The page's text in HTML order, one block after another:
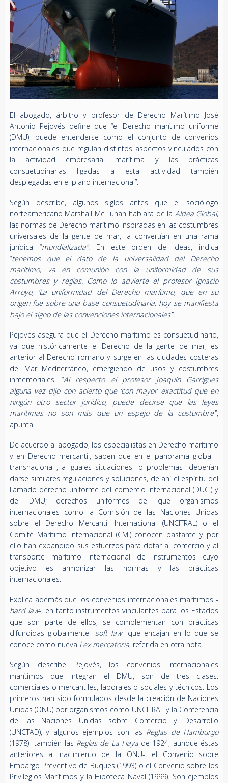
El abogado, árbitro y profesor de Derecho Marítimo José
Antonio Pejovés define que “el Derecho marítimo uniforme
(DMU), puede entenderse como el conjunto de convenios
internacionales que regulan distintos aspectos vinculados con
la actividad empresarial marítima y las prácticas
consuetudinarias ligadas a esta actividad también
desplegadas en el plano internacional”.
Según describe, algunos siglos antes que el sociólogo
norteamericano Marshall Mc Luhan hablara de la Aldea Global,
las normas de Derecho marítimo inspiradas en las costumbres
universales de la gente de mar, la convertían en una rama
jurídica “mundializada”. En este orden de ideas, indica
“tenemos que el dato de la universalidad del Derecho
marítimo, va en comunión con la uniformidad de sus
costumbres y reglas. Como lo advierte el profesor Ignacio
Arroyo, ‘La uniformidad del Derecho marítimo, que en su
origen fue sobre una base consuetudinaria, hoy se manifiesta
bajo el signo de las convenciones internacionales’”.
Pejovés asegura que el Derecho marítimo es consuetudinario,
ya que históricamente el Derecho de la gente de mar, es
anterior al Derecho romano y surge en las ciudades costeras
del Mar Mediterráneo, emergiendo de usos y costumbres
inmemoriales. “Al respecto el profesor Joaquín Garrigues
alguna vez dijo con acierto que ‘con mayor exactitud que en
ningún otro sector jurídico, puede decirse que las leyes
marítimas no son más que un espejo de la costumbre’”,
apunta.
De acuerdo al abogado, los especialistas en Derecho marítimo
y en Derecho mercantil, saben que en el panorama global -
transnacional-, a iguales situaciones -o problemas- deberían
darse similares regulaciones y soluciones, de ahí el espíritu del
llamado derecho uniforme del comercio internacional (DUCI) y
del DMU; derechos uniformes del que organismos
internacionales como la Comisión de las Naciones Unidas
sobre el Derecho Mercantil Internacional (UNCITRAL) o el
Comité Marítimo Internacional (CMI) conocen bastante y por
ello han expandido sus esfuerzos para dotar al comercio y al
transporte marítimo internacional de instrumentos cuyo
objetivo es armonizar las normas y las prácticas
internacionales.
Explica además que los convenios internacionales marítimos -
hard law-, en tanto instrumentos vinculantes para los Estados
que son parte de ellos, se complementan con prácticas
difundidas globalmente -soft law- que encajan en lo que se
conoce como nueva Lex mercatoria, referida en otra nota.
Según describe Pejovés, los convenios internacionales
marítimos que integran el DMU, son de tres clases:
comerciales o mercantiles, laborales o sociales y técnicos. Los
primeros han sido formulados desde la creación de Naciones
Unidas (ONU) por organismos como UNCITRAL y la Conferencia
de las Naciones Unidas sobre Comercio y Desarrollo
(UNCTAD), y algunos ejemplos son las Reglas de Hamburgo
(1978) -también las Reglas de La Hayade 1924, aunque éstas
anteriores al nacimiento de la ONU-, el Convenio sobre
Embargo Preventivo de Buques (1993) o el Convenio sobre los
Privilegios Marítimos y la Hipoteca Naval (1999). Son ejemplos